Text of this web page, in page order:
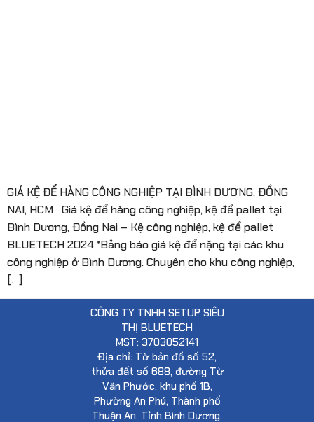
GIÁ KỆ ĐỂ HÀNG CÔNG NGHIỆP TẠI BÌNH DƯƠNG, ĐỒNG
NAI, HCM Giá kệ để hàng công nghiệp, kệ để pallet tại
Bình Dương, Đồng Nai – Kệ công nghiệp, kệ để pallet
BLUETECH 2024 *Bảng báo giá kệ để nặng tại các khu
công nghiệp ở Bình Dương. Chuyên cho khu công nghiệp,
[…]
CÔNG TY TNHH SETUP SIÊU
THỊ BLUETECH
MST: 3703052141
Địa chỉ: Tờ bản đồ số 52,
thửa đất số 688, đường Từ
Văn Phước, khu phố 1B,
Phường An Phú, Thành phố
Thuận An, Tỉnh Bình Dương,